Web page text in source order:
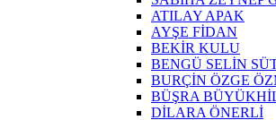
ATILAY APAK
AYŞE FİDAN
BEKİR KULU
BENGÜ SELİN
BURÇİN ÖZGE
BÜŞRA
DİLARA ÖNERLİ